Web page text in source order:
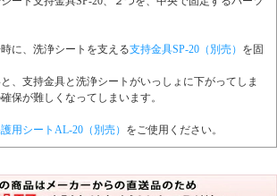
に、洗浄シートを支える支持金具SP-20（別売） を固
、支持金具と洗浄シートがいっしょに下がってしま
保が難しくなってしまいます。
用シートAL-20（別売） をご使用ください。